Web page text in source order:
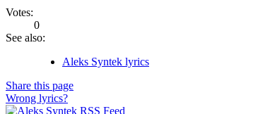
Votes:
0
See also:
Aleks Syntek lyrics
Share this page
Wrong lyrics?